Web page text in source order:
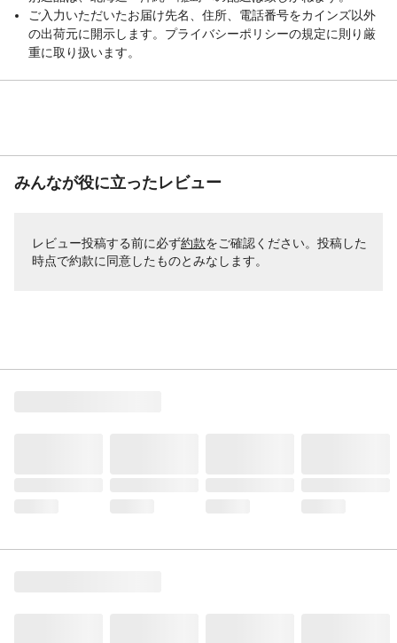
ご入力いただいたお届け先名、住所、電話番号をカインズ以外
の出荷元に開示します。プライバシーポリシーの規定に則り厳
重に取り扱います。
みんなが役に立ったレビュー
レビュー投稿する前に必ず約款をご確認ください。投稿した
時点で約款に同意したものとみなします。